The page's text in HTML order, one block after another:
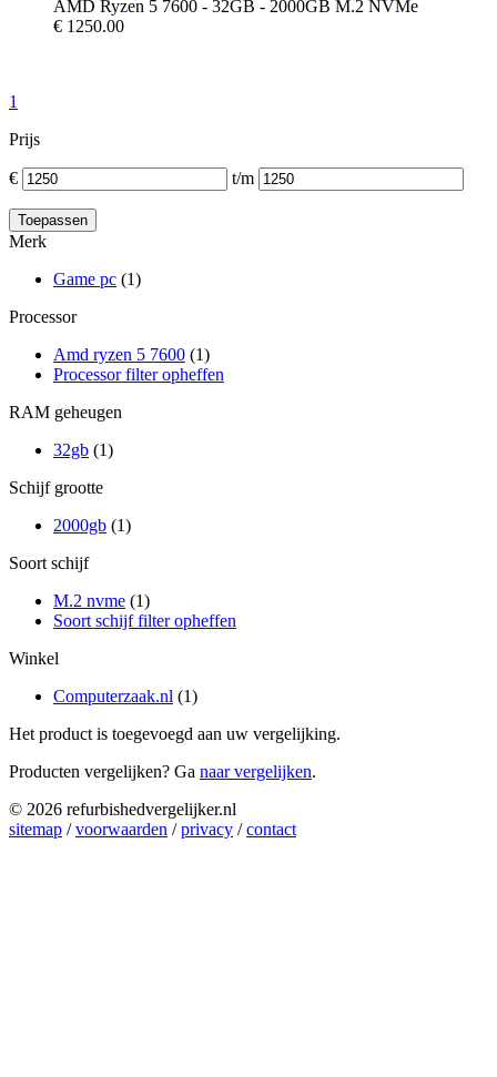
AMD Ryzen 5 7600 - 32GB - 2000GB M.2 NVMe
€ 1250.00
1
Prijs
€ t/m
Merk
Game pc (1)
Processor
Amd ryzen 5 7600 (1)
Processor filter opheffen
RAM geheugen
32gb (1)
Schijf grootte
2000gb (1)
Soort schijf
M.2 nvme (1)
Soort schijf filter opheffen
Winkel
Computerzaak.nl (1)
Het product is toegevoegd aan uw vergelijking.
Producten vergelijken? Ga naar vergelijken.
© 2026 refurbishedvergelijker.nl
sitemap /voorwaarden /privacy /contact